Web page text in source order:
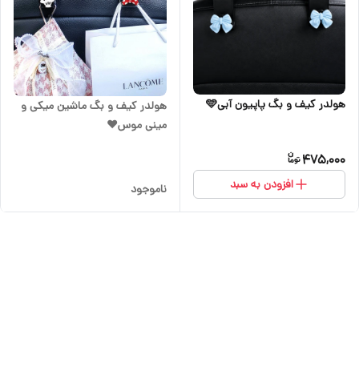
هولدر کیف و بگ پاپیون آبی🩵
475,000
افزودن به سبد
هولدر کیف و بگ ماشین میکی و
مینی موس♥️
ناموجود